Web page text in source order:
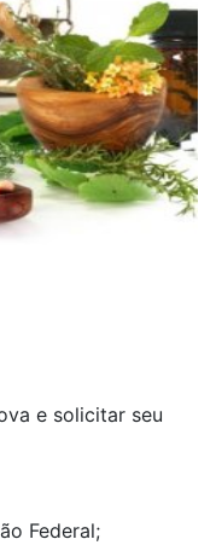
e solicitar seu
Federal;